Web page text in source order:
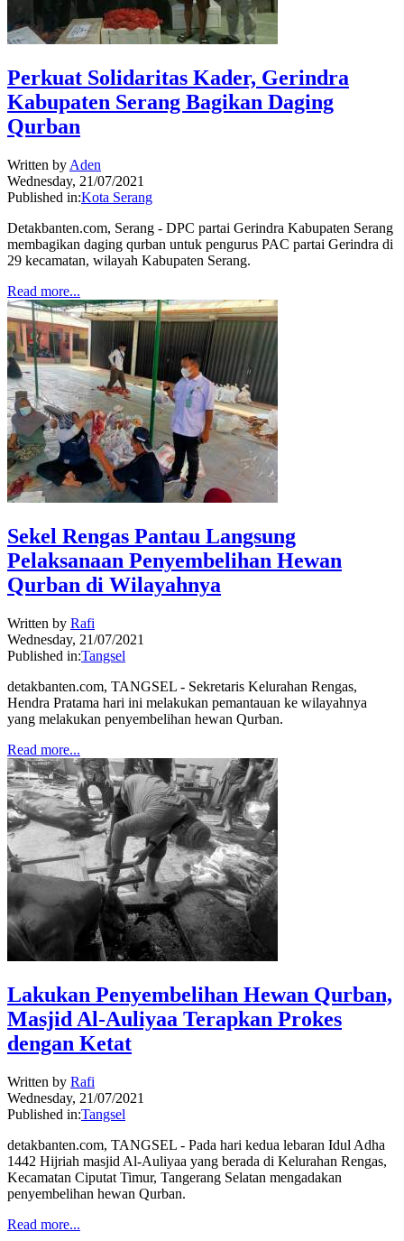
Perkuat Solidaritas Kader, Gerindra
Kabupaten Serang Bagikan Daging
Qurban
Written by Aden
Wednesday, 21/07/2021
Published in:Kota Serang
Detakbanten.com, Serang - DPC partai Gerindra Kabupaten Serang
membagikan daging qurban untuk pengurus PAC partai Gerindra di
29 kecamatan, wilayah Kabupaten Serang.
Read more...
Sekel Rengas Pantau Langsung
Pelaksanaan Penyembelihan Hewan
Qurban di Wilayahnya
Written by Rafi
Wednesday, 21/07/2021
Published in:Tangsel
detakbanten.com, TANGSEL - Sekretaris Kelurahan Rengas,
Hendra Pratama hari ini melakukan pemantauan ke wilayahnya
yang melakukan penyembelihan hewan Qurban.
Read more...
Lakukan Penyembelihan Hewan Qurban,
Masjid Al-Auliyaa Terapkan Prokes
dengan Ketat
Written by Rafi
Wednesday, 21/07/2021
Published in:Tangsel
detakbanten.com, TANGSEL - Pada hari kedua lebaran Idul Adha
1442 Hijriah masjid Al-Auliyaa yang berada di Kelurahan Rengas,
Kecamatan Ciputat Timur, Tangerang Selatan mengadakan
penyembelihan hewan Qurban.
Read more...